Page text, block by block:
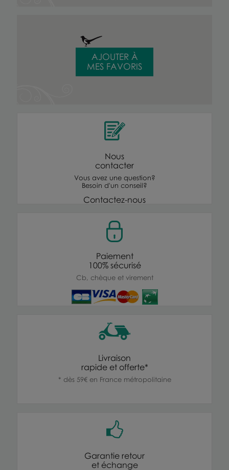
AJOUTER À
MES FAVORIS
Nous
contacter
Vous avez une question?
Besoin d'un conseil?
Contactez-nous
Paiement
100% sécurisé
Cb, chèque et virement
Livraison
rapide et offerte*
* dès 59€ en France métropolitaine
Garantie retour
et échange